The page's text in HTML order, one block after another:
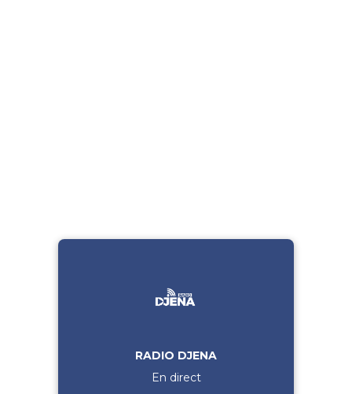
RADIO DJENA
En direct